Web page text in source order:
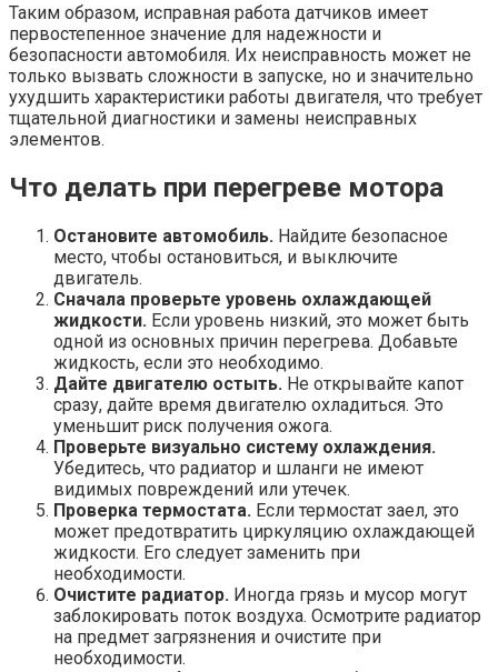
Таким образом, исправная работа датчиков имеет
первостепенное значение для надежности и
безопасности автомобиля. Их неисправность может не
только вызвать сложности в запуске, но и значительно
ухудшить характеристики работы двигателя, что требует
тщательной диагностики и замены неисправных
элементов.
Что делать при перегреве мотора
Остановите автомобиль. Найдите безопасное
место, чтобы остановиться, и выключите
двигатель.
Сначала проверьте уровень охлаждающей
жидкости. Если уровень низкий, это может быть
одной из основных причин перегрева. Добавьте
жидкость, если это необходимо.
Дайте двигателю остыть. Не открывайте капот
сразу, дайте время двигателю охладиться. Это
уменьшит риск получения ожога.
Проверьте визуально систему охлаждения.
Убедитесь, что радиатор и шланги не имеют
видимых повреждений или утечек.
Проверка термостата. Если термостат заел, это
может предотвратить циркуляцию охлаждающей
жидкости. Его следует заменить при
необходимости.
Очистите радиатор. Иногда грязь и мусор могут
заблокировать поток воздуха. Осмотрите радиатор
на предмет загрязнения и очистите при
необходимости.